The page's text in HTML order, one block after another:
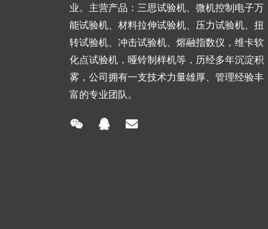
业。主营产品：三思试验机、微机控制电子万
能试验机、材料拉伸试验机、压力试验机、扭
转试验机、冲击试验机、熔融指数仪，维卡软
化点试验机，哑铃制样机等，历经多年沉淀积
雾，公司拥有一支技术力量雄厚、管理经验丰
富的专业团队。